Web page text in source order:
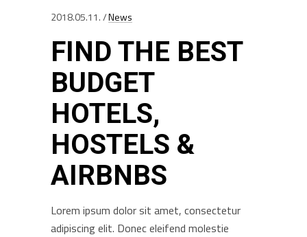
2018.05.11. News
FIND THE BEST
BUDGET
HOTELS,
HOSTELS &
AIRBNBS
Lorem ipsum dolor sit amet, consectetur
adipiscing elit. Donec eleifend molestie